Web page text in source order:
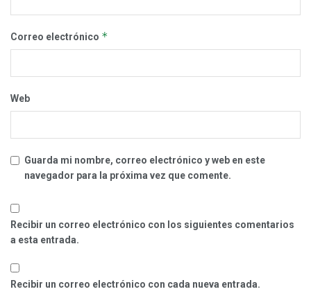
Correo electrónico *
Web
Guarda mi nombre, correo electrónico y web en este
navegador para la próxima vez que comente.
Recibir un correo electrónico con los siguientes comentarios
a esta entrada.
Recibir un correo electrónico con cada nueva entrada.